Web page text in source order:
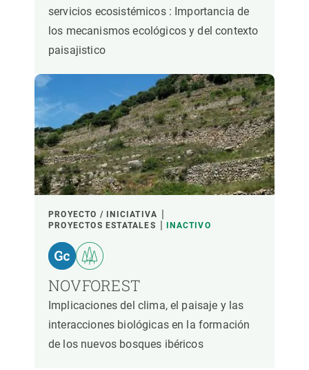
servicios ecosistémicos : Importancia de
los mecanismos ecológicos y del contexto
paisajistico
PROYECTO / INICIATIVA
PROYECTOS ESTATALES
INACTIVO
NOVFOREST
Implicaciones del clima, el paisaje y las
interacciones biológicas en la formación
de los nuevos bosques ibéricos